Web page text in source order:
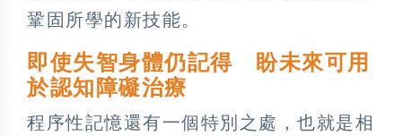
鞏固所學的新技能。
即使失智身體仍記得 盼未來可用
於認知障礙治療
程序性記憶還有一個特別之處，也就是相